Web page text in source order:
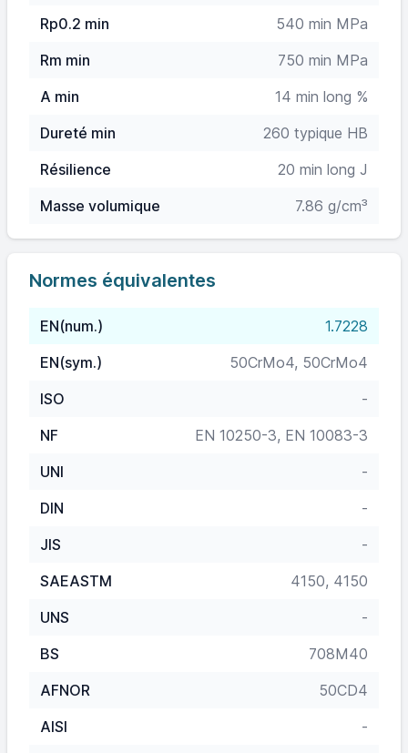
Rp0.2 min
540 min MPa
Rm min
750 min MPa
A min
14 min long %
Dureté min
260 typique HB
Résilience
20 min long J
Masse volumique
7.86 g/cm³
Normes équivalentes
EN(num.)
1.7228
EN(sym.)
50CrMo4, 50CrMo4
ISO
-
NF
EN 10250-3, EN 10083-3
UNI
-
DIN
-
JIS
-
SAEASTM
4150, 4150
UNS
-
BS
708M40
AFNOR
50CD4
AISI
-